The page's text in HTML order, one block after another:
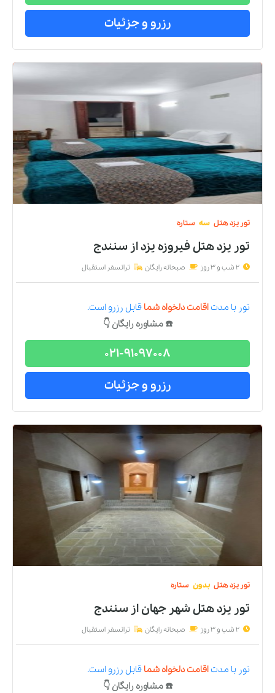
رزرو و جزئیات
تور یزدهتل سه ستاره
تور یزد هتل فیروزه یزداز سنندج
2 شب و 3 روز صبحانه رایگان ترانسفر استقبال
تور با مدتاقامت دلخواه شما قابل رزرو است.
☎️ مشاوره رایگان 👇
021-91097008
رزرو و جزئیات
تور یزدهتل بدون ستاره
تور یزد هتل شهر جهاناز سنندج
2 شب و 3 روز صبحانه رایگان ترانسفر استقبال
تور با مدتاقامت دلخواه شما قابل رزرو است.
☎️ مشاوره رایگان 👇